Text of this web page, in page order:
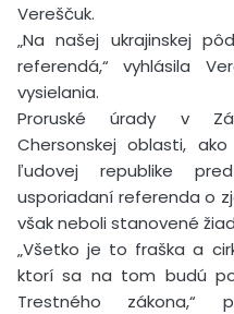
Vereščuk.
„Na našej ukrajinskej
referendá,“ vyhlásila
vysielania.
Proruské úrady v
Chersonskej oblasti,
ľudovej republike
usporiadaní referenda o
však neboli stanovené
„Všetko je to fraška a
ktorí sa na tom budú
Trestného zákona,“